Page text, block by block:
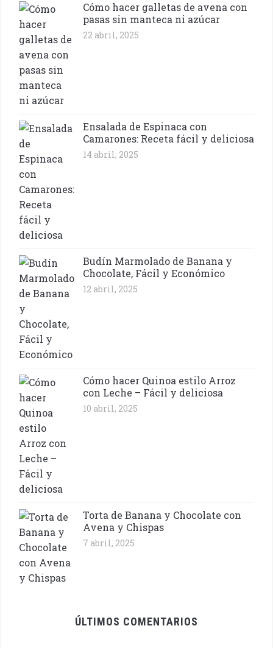
Cómo hacer galletas de avena con
pasas sin manteca ni azúcar
22 abril, 2025
Ensalada de Espinaca con
Camarones: Receta fácil y deliciosa
14 abril, 2025
Budín Marmolado de Banana y
Chocolate, Fácil y Económico
12 abril, 2025
Cómo hacer Quinoa estilo Arroz
con Leche – Fácil y deliciosa
10 abril, 2025
Torta de Banana y Chocolate con
Avena y Chispas
7 abril, 2025
ÚLTIMOS COMENTARIOS